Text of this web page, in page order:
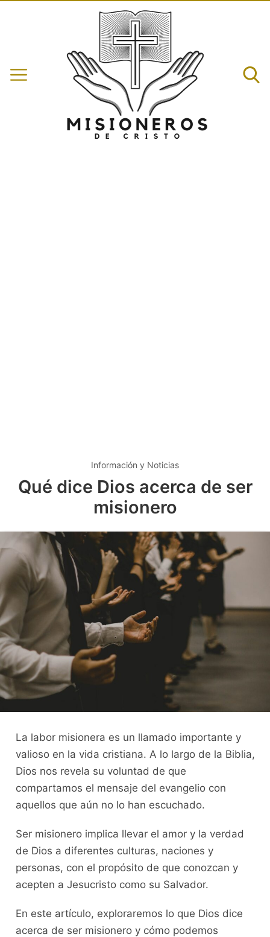
Información y Noticias
Qué dice Dios acerca de ser
misionero
La labor misionera es un llamado importante y
valioso en la vida cristiana. A lo largo de la Biblia,
Dios nos revela su voluntad de que
compartamos el mensaje del evangelio con
aquellos que aún no lo han escuchado.
Ser misionero implica llevar el amor y la verdad
de Dios a diferentes culturas, naciones y
personas, con el propósito de que conozcan y
acepten a Jesucristo como su Salvador.
En este artículo, exploraremos lo que Dios dice
acerca de ser misionero y cómo podemos